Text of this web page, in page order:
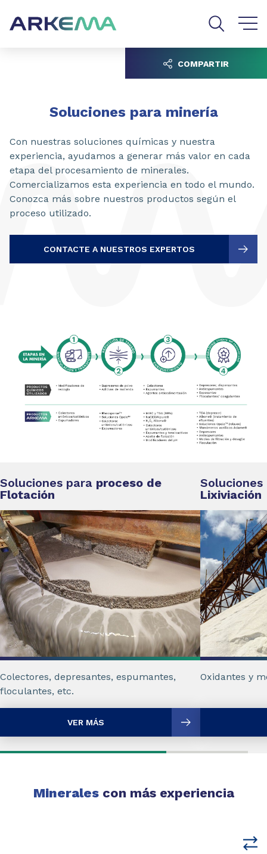
Soluciones para minería
Con nuestras soluciones químicas y nuestra
experiencia, ayudamos a generar más valor en cada
etapa del procesamiento de minerales.
Comercializamos esta experiencia en todo el mundo.
Conozca más sobre nuestros productos según el
proceso utilizado.
CONTACTE A NUESTROS EXPERTOS
COMPARTIR
Soluciones para proceso de
Flotación
Colectores, depresantes, espumantes,
floculantes, etc.
VER MÁS
Lixiviación
Oxidantes y
Minerales con más experiencia